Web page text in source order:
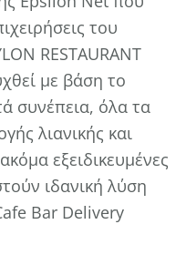
του
RESTAURANT
με βάση το
συνέπεια, όλα τα
λιανικής και
εξειδικευμένες
ιδανική λύση
Bar Delivery